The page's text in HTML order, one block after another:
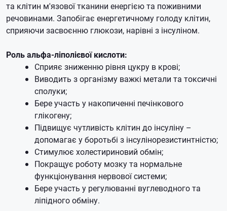
та клітин м'язової тканини енергією та поживними
речовинами. Запобігає енергетичному голоду клітин,
сприяючи засвоєнню глюкози, нарівні з інсуліном.
Роль альфа-ліполієвої кислоти:
Сприяє зниженню рівня цукру в крові;
Виводить з організму важкі метали та токсичні
сполуки;
Бере участь у накопиченні печінкового
глікогену;
Підвищує чутливість клітин до інсуліну –
допомагає у боротьбі з інсулінорезистинтністю;
Стимулює холестириновий обмін;
Покращує роботу мозку та нормальне
функціонування нервової системи;
Бере участь у регулюванні вуглеводного та
ліпідного обміну.